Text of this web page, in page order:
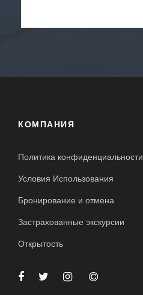
КОМПАНИЯ
Политика конфиденциальности
Условия Использования
Бронирование и отмена
Застрахованные экскурсии
Открытость